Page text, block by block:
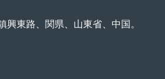
興東路、関県、山東省、中国。